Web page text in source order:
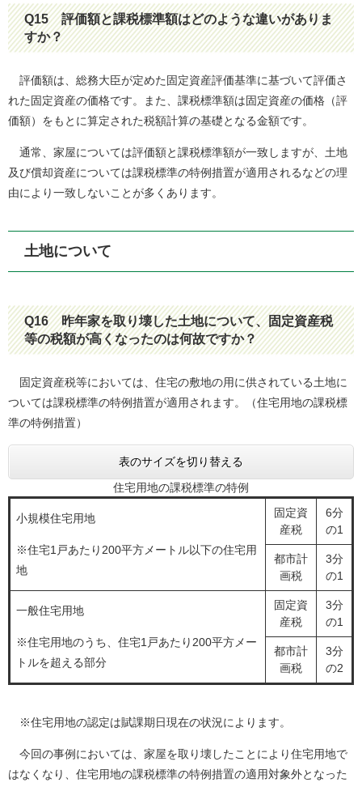
Q15評価額と課税標準額はどのような違いがありま
すか？
評価額は、総務大臣が定めた固定資産評価基準に基づいて評価さ
れた固定資産の価格です。また、課税標準額は固定資産の価格（評
価額）をもとに算定された税額計算の基礎となる金額です。
通常、家屋については評価額と課税標準額が一致しますが、土地
及び償却資産については課税標準の特例措置が適用されるなどの理
由により一致しないことが多くあります。
土地について
Q16昨年家を取り壊した土地について、固定資産税
等の税額が高くなったのは何故ですか？
固定資産税等においては、住宅の敷地の用に供されている土地に
ついては課税標準の特例措置が適用されます。（住宅用地の課税標
準の特例措置）
表のサイズを切り替える
住宅用地の課税標準の特例
小規模住宅用地
※住宅1戸あたり200平方メートル以下の住宅用
地
固定資
産税
6分
の1
都市計
画税
3分
の1
一般住宅用地
※住宅用地のうち、住宅1戸あたり200平方メー
トルを超える部分
固定資
産税
3分
の1
都市計
画税
3分
の2
※住宅用地の認定は賦課期日現在の状況によります。
今回の事例においては、家屋を取り壊したことにより住宅用地で
はなくなり、住宅用地の課税標準の特例措置の適用対象外となった